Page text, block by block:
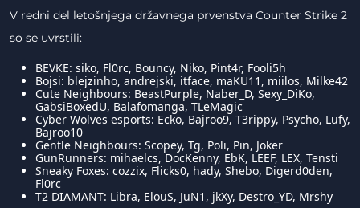
V redni del letošnjega državnega prvenstva Counter Strike 2
so se uvrstili:
BEVKE: siko, Fl0rc, Bouncy, Niko, Pint4r, Fooli5h
Bojsi: blejzinho, andrejski, itface, maKU11, miilos, Milke42
Cute Neighbours: BeastPurple, Naber_D, Sexy_DiKo,
GabsiBoxedU, Balafomanga, TLeMagic
Cyber Wolves esports: Ecko, Bajroo9, T3rippy, Psycho, Lufy,
Bajroo10
Gentle Neighbours: Scopey, Tg, Poli, Pin, Joker
GunRunners: mihaelcs, DocKenny, EbK, LEEF, LEX, Tensti
Sneaky Foxes: cozzix, Flicks0, hady, Shebo, Digerd0den,
Fl0rc
T2 DIAMANT: Libra, ElouS, JuN1, jkXy, Destro_YD, Mrshy